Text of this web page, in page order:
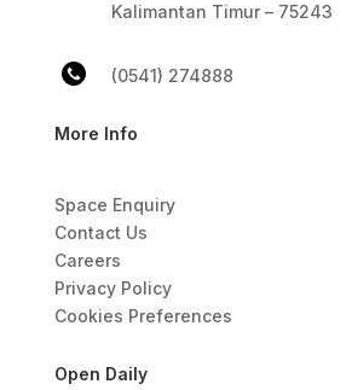
Kalimantan Timur – 75243
(0541) 274888
More Info
Space Enquiry
Contact Us
Careers
Privacy Policy
Cookies Preferences
Open Daily